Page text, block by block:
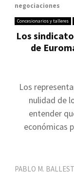
negociaciones
Concesionarios y talleres
Los
de
Los
nulidad de
entender
económicas
PABLO M.